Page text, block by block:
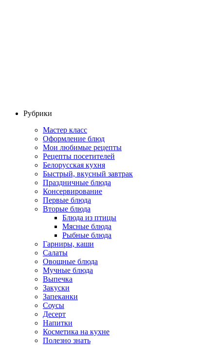
Рубрики
Мастер класс
Оформление блюд
Мои любимые рецепты
Рецепты посетителей
Белорусская кухня
Быстрый, вкусный завтрак
Праздничные блюда
Консервирование
Первые блюда
Вторые блюда
Блюда из птицы
Мясные блюда
Рыбные блюда
Гарниры, каши
Салаты
Овощные блюда
Мучные блюда
Выпечка
Закуски
Запеканки
Соусы
Десерт
Напитки
Косметика на кухне
Полезно знать